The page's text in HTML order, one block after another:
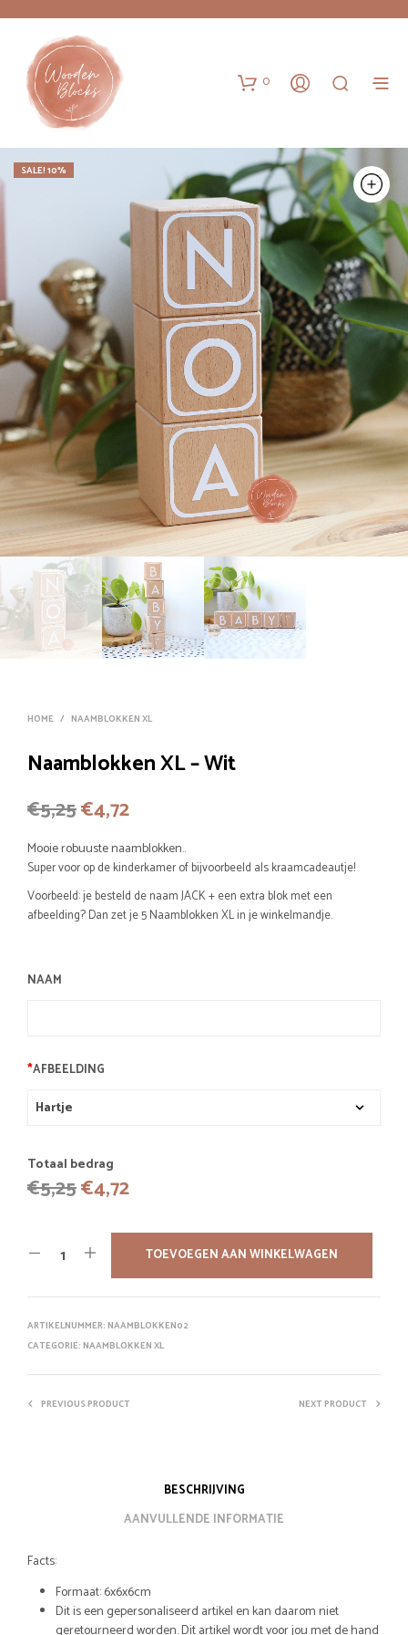
0
SALE! 10%
HOME / NAAMBLOKKEN XL
Naamblokken XL – Wit
€5,25Oorspronkelijke
prijs
was:
€5,25.
€4,72Huidige
prijs
is:
€4,72.
Mooie robuuste naamblokken..
Super voor op de kinderkamer of bijvoorbeeld als kraamcadeautje!
Voorbeeld: je besteld de naam JACK + een extra blok met een
afbeelding? Dan zet je 5 Naamblokken XL in je winkelmandje.
NAAM
*AFBEELDING
Totaal bedrag
€5,25Oorspronkelijke
was:
€5,25.
€4,72Huidige
is:
€4,72.
TOEVOEGEN AAN WINKELWAGEN
ARTIKELNUMMER:NAAMBLOKKEN02
CATEGORIE:NAAMBLOKKEN XL
PREVIOUS PRODUCT NEXT PRODUCT
BESCHRIJVING
AANVULLENDE INFORMATIE
Facts:
Formaat: 6x6x6cm
Dit is een gepersonaliseerd artikel en kan daarom niet
geretourneerd worden. Dit artikel wordt voor jou met de hand